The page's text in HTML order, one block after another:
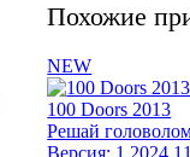
Похожие
NEW
100 Doors 2013
Решай
Версия: 1.2024.1